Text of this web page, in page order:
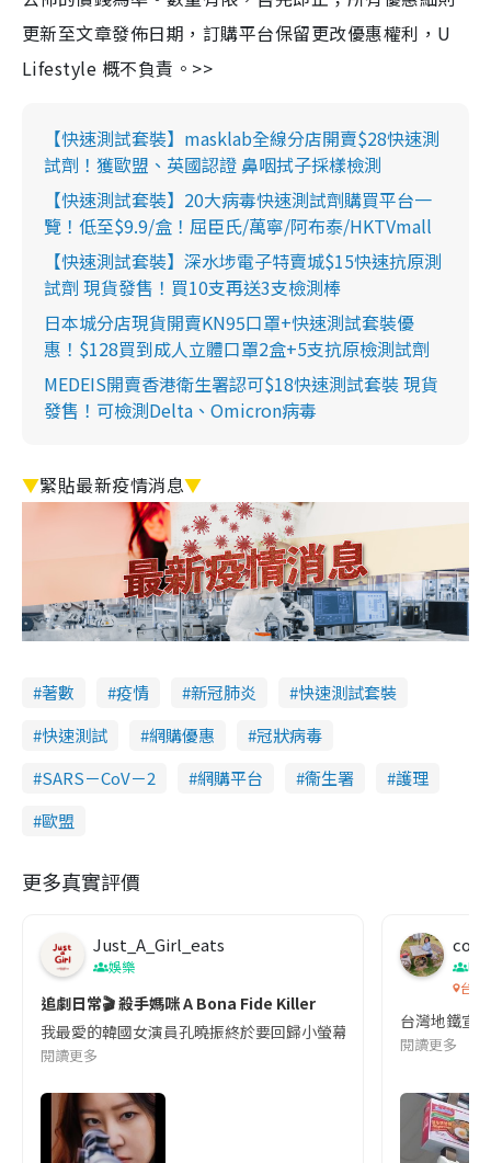
更新至文章發佈日期，訂購平台保留更改優惠權利，U
Lifestyle 概不負責。>>
【快速測試套裝】masklab全線分店開賣$28快速測
試劑！獲歐盟、英國認證 鼻咽拭子採樣檢測
【快速測試套裝】20大病毒快速測試劑購買平台一
覽！低至$9.9/盒！屈臣氏/萬寧/阿布泰/HKTVmall
【快速測試套裝】深水埗電子特賣城$15快速抗原測
試劑 現貨發售！買10支再送3支檢測棒
日本城分店現貨開賣KN95口罩+快速測試套裝優
惠！$128買到成人立體口罩2盒+5支抗原檢測試劑
MEDEIS開賣香港衛生署認可$18快速測試套裝 現貨
發售！可檢測Delta、Omicron病毒
▼緊貼最新疫情消息▼
著數 疫情 新冠肺炎
快速測試套裝
快速測試
網購優惠
冠狀病毒
SARS－CoV－2
網購平台 衞生署
護理
歐盟
更多真實評價
Just_A_Girl_eats
娛樂
追劇日常🎬 殺手媽咪 A Bona Fide Killer
我最愛的韓國女演員孔曉振終於要回歸小螢幕啦!這次的劇本改編
閱讀更多
co
吹
台灣
台灣地鐵宣
閱讀更多